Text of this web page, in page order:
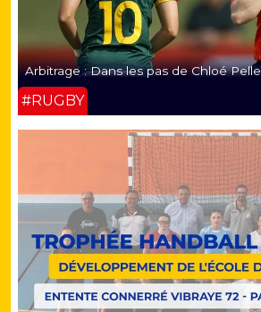
Arbitrage : Dans les pas de Chloé Pelle
#RUGBY